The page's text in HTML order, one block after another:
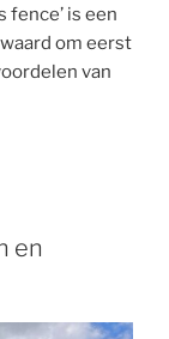
fence’ is een
om eerst
van
en